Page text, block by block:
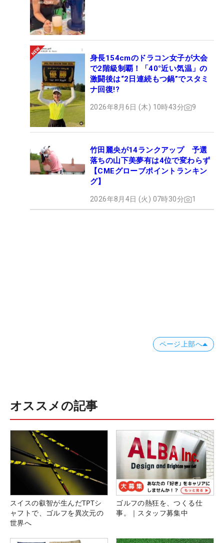
身長154cmのドラコン女子が大会
で2階級制覇！「40°近い気温」の
激闘後は“2日連続もつ鍋”でスタミ
ナ回復!?
2026年8月6日 (木) 10時43分 9
竹田麗央が14ランクアップ 予選
落ちの山下美夢有は4位で変わらず
【CMEグローブポイントランキン
グ】
2026年8月4日 (火) 07時30分 1
ページ上部へ
オススメの記事
スイスの叡智が生んだTPTシ
ャフトで、ゴルフを異次元の
世界へ
ゴルフの熱狂を、つくる仕
事。｜スタッフ募集中